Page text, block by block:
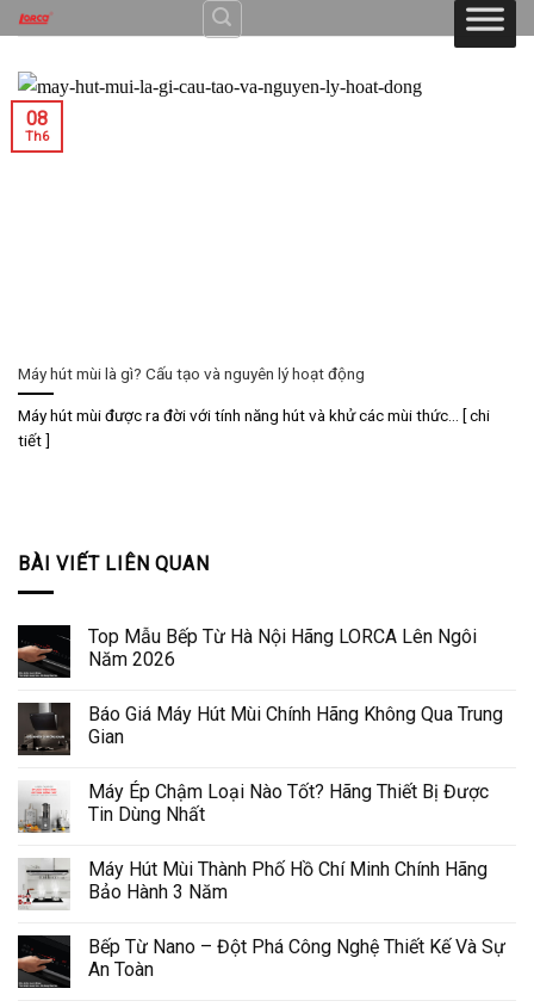
Skip
to
content
Máy hút mùi là gì? Cấu tạo và nguyên lý hoạt động
Máy hút mùi được ra đời với tính năng hút và khử các mùi thức... [ chi
tiết ]
08
Th6
BÀI VIẾT LIÊN QUAN
Top Mẫu Bếp Từ Hà Nội Hãng LORCA Lên Ngôi
Năm 2026
Báo Giá Máy Hút Mùi Chính Hãng Không Qua Trung
Gian
Máy Ép Chậm Loại Nào Tốt? Hãng Thiết Bị Được
Tin Dùng Nhất
Máy Hút Mùi Thành Phố Hồ Chí Minh Chính Hãng
Bảo Hành 3 Năm
Bếp Từ Nano – Đột Phá Công Nghệ Thiết Kế Và Sự
An Toàn